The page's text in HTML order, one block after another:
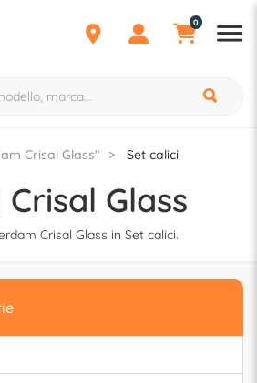
0
Crisal Glass" Set calici
Glass
Crisal Glass in Set calici.